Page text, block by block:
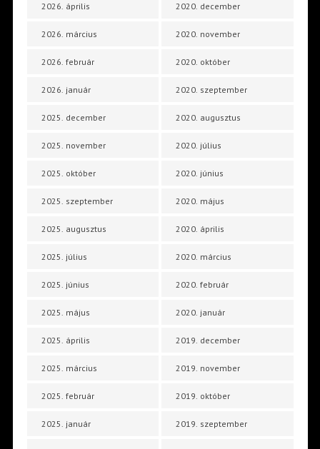
2026. április
2026. március
2026. február
2026. január
2025. december
2025. november
2025. október
2025. szeptember
2025. augusztus
2025. július
2025. június
2025. május
2025. április
2025. március
2025. február
2025. január
2020. december
2020. november
2020. október
2020. szeptember
2020. augusztus
2020. július
2020. június
2020. május
2020. április
2020. március
2020. február
2020. január
2019. december
2019. november
2019. október
2019. szeptember